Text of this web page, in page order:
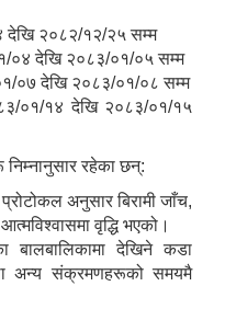
देखि २०८२/१२/२५ सम्म
०४ देखि २०८३/०१/०५ सम्म
०७ देखि २०८३/०१/०८ सम्म
०१/१४ देखि २०८३/०१/१५
निम्नानुसार रहेका छन्:
अनुसार बिरामी जाँच,
वृद्धि भएको।
बालबालिकामा देखिने कडा
अन्य संक्रमणहरूको समयमै